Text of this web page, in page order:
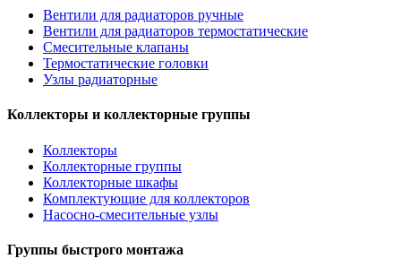
Вентили для радиаторов ручные
Вентили для радиаторов термостатические
Смесительные клапаны
Термостатические головки
Узлы радиаторные
Коллекторы и коллекторные группы
Коллекторы
Коллекторные группы
Коллекторные шкафы
Комплектующие для коллекторов
Насосно-смесительные узлы
Группы быстрого монтажа